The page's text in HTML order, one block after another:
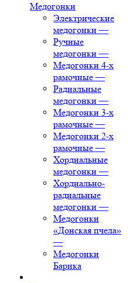
Медогонки
Электрические
медогонки —
Ручные
медогонки —
Медогонки 4-х
рамочные —
Радиальные
медогонки —
Медогонки 3-х
рамочные —
Медогонки 2-х
рамочные —
Хордиальные
медогонки —
Хордиально-
радиальные
медогонки —
Медогонки
«Донская пчела»
—
Медогонки
Барика